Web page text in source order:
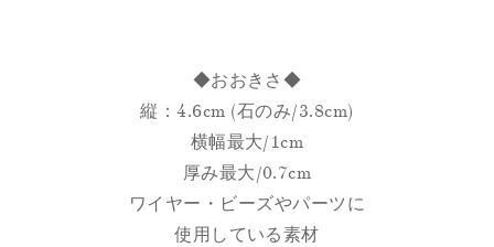
◆おおきさ◆
縦：4.6cm (石のみ/3.8cm)
横幅最大/1cm
厚み最大/0.7cm
ワイヤー・ビーズやパーツに
使用している素材